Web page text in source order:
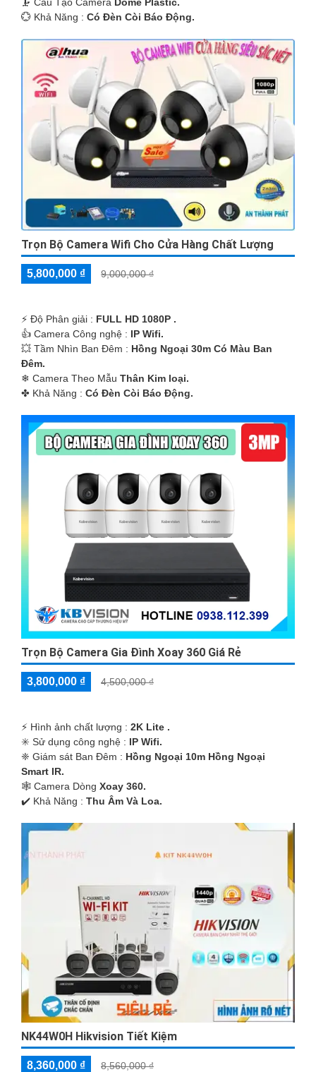
🗜️ Cấu Tạo Camera Dome Plastic.
️💮 Khả Năng : Có Ðèn Còi Báo Động.
Trọn Bộ Camera Wifi Cho Cửa Hàng Chất Lượng
5,800,000 ₫ 9,000,000 ₫
️⚡ Độ Phân giải : FULL HD 1080P .
👍 Camera Công nghệ : IP Wifi.
💥 Tầm Nhìn Ban Đêm : Hồng Ngoại 30m Có Màu Ban
Ðêm.
❄ Camera Theo Mẫu Thân Kim loại.
️✤ Khả Năng : Có Ðèn Còi Báo Động.
Trọn Bộ Camera Gia Đình Xoay 360 Giá Rẻ
3,800,000 ₫ 4,500,000 ₫
️⚡ Hình ảnh chất lượng : 2K Lite .
✳️ Sử dụng công nghệ : IP Wifi.
❈ Giám sát Ban Đêm : Hồng Ngoại 10m Hồng Ngoại
Smart IR.
🕸️ Camera Dòng Xoay 360.
️✔️ Khả Năng : Thu Âm Và Loa.
NK44W0H Hikvision Tiết Kiệm
8,360,000 ₫ 8,560,000 ₫